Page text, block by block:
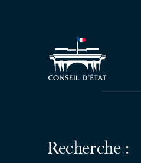
Recherche :